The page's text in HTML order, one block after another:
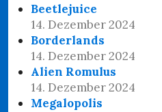
Beetlejuice
14. Dezember 2024
Borderlands
14. Dezember 2024
Alien Romulus
14. Dezember 2024
Megalopolis